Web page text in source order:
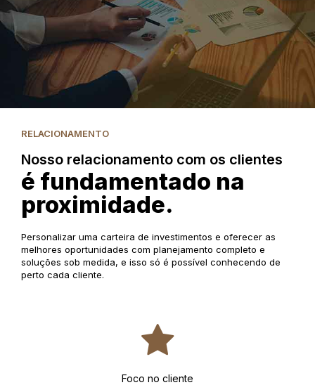
RELACIONAMENTO
Nosso relacionamento com os clientes
é fundamentado na
proximidade.
Personalizar uma carteira de investimentos e oferecer as
melhores oportunidades com planejamento completo e
soluções sob medida, e isso só é possível conhecendo de
perto cada cliente.
Foco no cliente